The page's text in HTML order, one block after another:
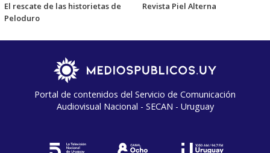
El rescate de las historietas de
Peloduro
Revista Piel Alterna
Portal de contenidos del Servicio de Comunicación
Audiovisual Nacional - SECAN - Uruguay